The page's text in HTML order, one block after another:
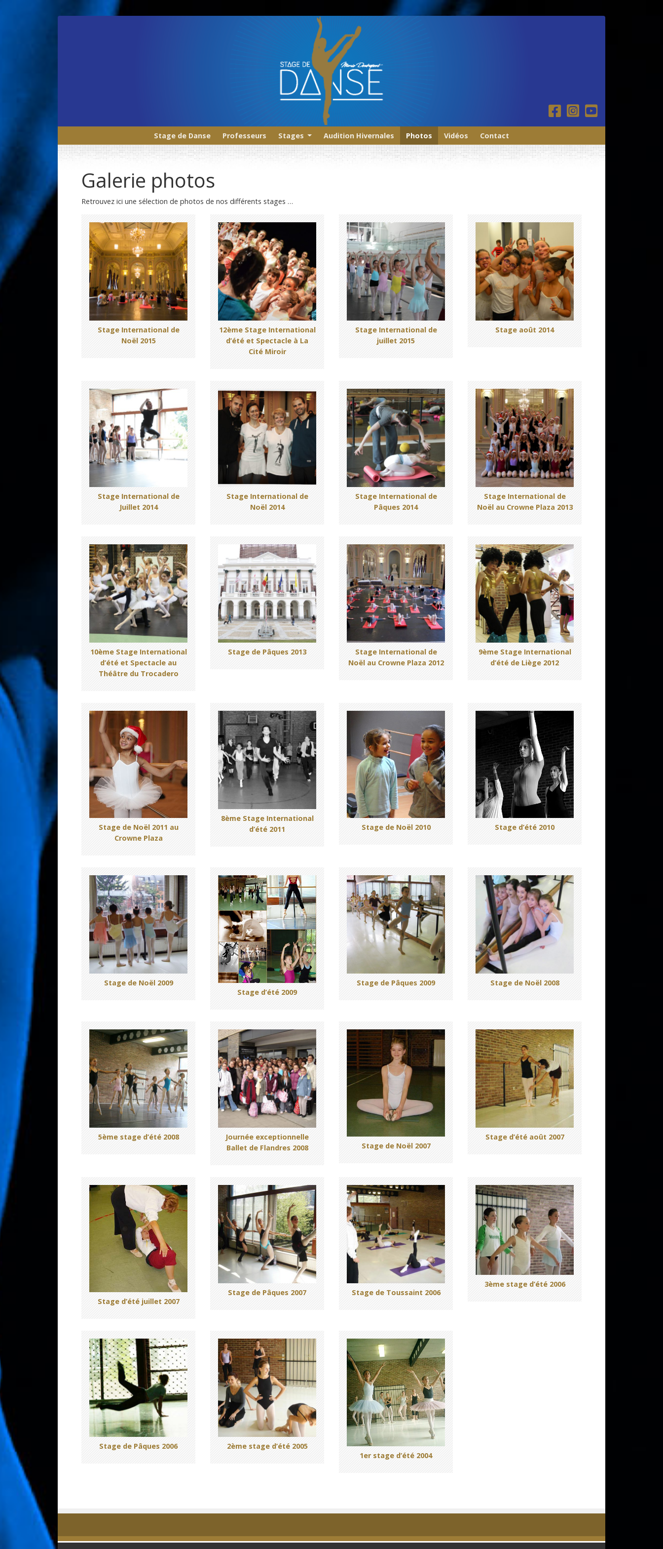
Main NavigationStage de Danse Professeurs Stages Audition Hivernales Photos Vidéos Contact
Galerie photos
Retrouvez ici une sélection de photos de nos différents stages …
Stage International de
Noël 2015
12ème Stage International
d’été et Spectacle à La
Cité Miroir
Stage International de
juillet 2015
Stage août 2014
Stage International de
Juillet 2014
Stage International de
Noël 2014
Stage International de
Pâques 2014
Stage International de
Noël au Crowne Plaza 2013
10ème Stage International
d’été et Spectacle au
Théâtre du Trocadero
Stage de Pâques 2013
Stage International de
Noël au Crowne Plaza 2012
9ème Stage International
d’été de Liège 2012
Stage de Noël 2011 au
Crowne Plaza
8ème Stage International
d’été 2011
Stage de Noël 2010 Stage d’été 2010
Stage de Noël 2009
Stage d’été 2009
Stage de Pâques 2009 Stage de Noël 2008
5ème stage d’été 2008
Journée exceptionnelle
Ballet de Flandres 2008
Stage de Noël 2007
Stage d’été août 2007
Stage d’été juillet 2007
Stage de Pâques 2007 Stage de Toussaint 2006
3ème stage d’été 2006
Stage de Pâques 2006
2ème stage d’été 2005
1er stage d’été 2004